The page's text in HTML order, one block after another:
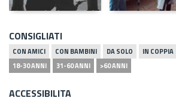
CONSIGLIATI
CON AMICI CON BAMBINI DA SOLO IN COPPIA
18-30 ANNI
31-60 ANNI >60 ANNI
ACCESSIBILITA